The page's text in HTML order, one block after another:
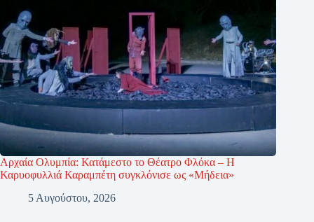
Αρχαία Ολυμπία: Κατάμεστο το Θέατρο Φλόκα – Η
Καρυοφυλλιά Καραμπέτη συγκλόνισε ως «Μήδεια»
5 Αυγούστου, 2026